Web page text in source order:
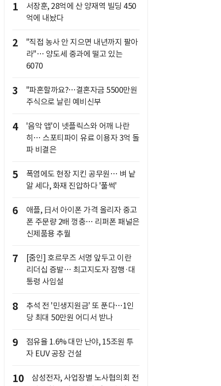
1
서장훈, 28억에 산 양재역 빌딩 450
억에 내놨다
2
"직접 농사 안 지으면 내년까지 팔아
라"… 양도세 중과에 떨고 있는
6070
3
"파혼할까요?…결혼자금 5500만원
주식으로 날린 예비신부
4
'음악 앱'이 넷플릭스와 어깨 나란
히… 스포티파이 유료 이용자 3억 돌
파 비결은
5
폭염에도 현장 지킨 공무원… 벼 낱
알 세다, 화재 진압하다 '풀썩'
6
애플, 日서 아이폰 가격 올리자 중고
폰 주문량 2배 껑충… 리퍼폰 패널은
신제품용 추월
7
[줌인] 호르무즈 서명 앞두고 이란
리더십 증발… 최고지도자 잠행·대
통령 사임설
8
추석 전 '민생지원금' 또 푼다…1인
당 최대 50만원 어디서 받나
9
점유율 1.6% 대만 난야, 15조원 투
자 EUV 공장 건설
10
삼성전자, 사업장별 노사협의회 전